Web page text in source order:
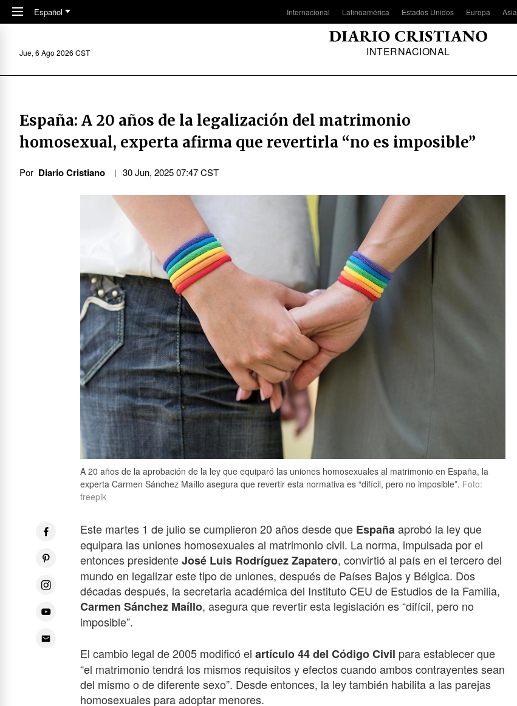
Skip to main content
Español Internacional Latinoamérica Estados Unidos Europa Asia
INTERNACIONAL
Jue, 6 Ago 2026 CST
España: A 20 años de la legalización del matrimonio
homosexual, experta afirma que revertirla “no es imposible”
Por Diario Cristiano 30 Jun, 2025 07:47 CST
A 20 años de la aprobación de la ley que equiparó las uniones homosexuales al matrimonio en España, la
experta Carmen Sánchez Maíllo asegura que revertir esta normativa es “difícil, pero no imposible”. Foto:
freepik
Este martes 1 de julio se cumplieron 20 años desde que Españaaprobó la ley que
equipara las uniones homosexuales al matrimonio civil. La norma, impulsada por el
entonces presidenteJosé Luis Rodríguez Zapatero, convirtió al país en el tercero del
mundo en legalizar este tipo de uniones, después de Países Bajos y Bélgica. Dos
décadas después, la secretaria académica del Instituto CEU de Estudios de la Familia,
Carmen Sánchez Maíllo, asegura que revertir esta legislación es “difícil, pero no
imposible”.
El cambio legal de 2005 modificó el artículo 44 del Código Civil para establecer que
“el matrimonio tendrá los mismos requisitos y efectos cuando ambos contrayentes sean
del mismo o de diferente sexo”. Desde entonces, la ley también habilita a las parejas
homosexuales para adoptar menores.